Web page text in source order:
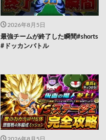
2026年8月5日
最強チームが終了した瞬間#shorts
#ドッカンバトル